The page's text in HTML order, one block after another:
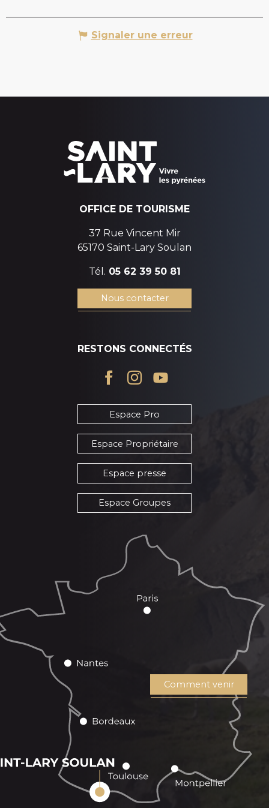
Signaler une erreur
OFFICE DE TOURISME
37 Rue Vincent Mir
65170 Saint-Lary Soulan
Tél. 05 62 39 50 81
Nous contacter
RESTONS CONNECTÉS
Espace Pro
Espace Propriétaire
Espace presse
Espace Groupes
Comment venir